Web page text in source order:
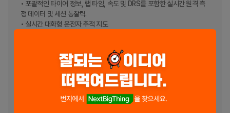
• 포괄적인 타이어 정보, 랩 타임, 속도 및 DRS를 포함한 실시간 원격 측
정 데이터 및 세션 통찰력.
• 실시간 대화형 운전자 추적 지도
Formula 1의 세계로 함께할 최고의 동반자를 위해 지금 다운로드하세요.
🏎️ F1 TV 구독 방법
F1 TV를 통해 경주 하이라이트, 실시간 타이밍, 실시간 스트리밍(특정
국가에서만 사용 가능)을 통해 운전석에 앉을 수 있습니다. 연간 또는 월